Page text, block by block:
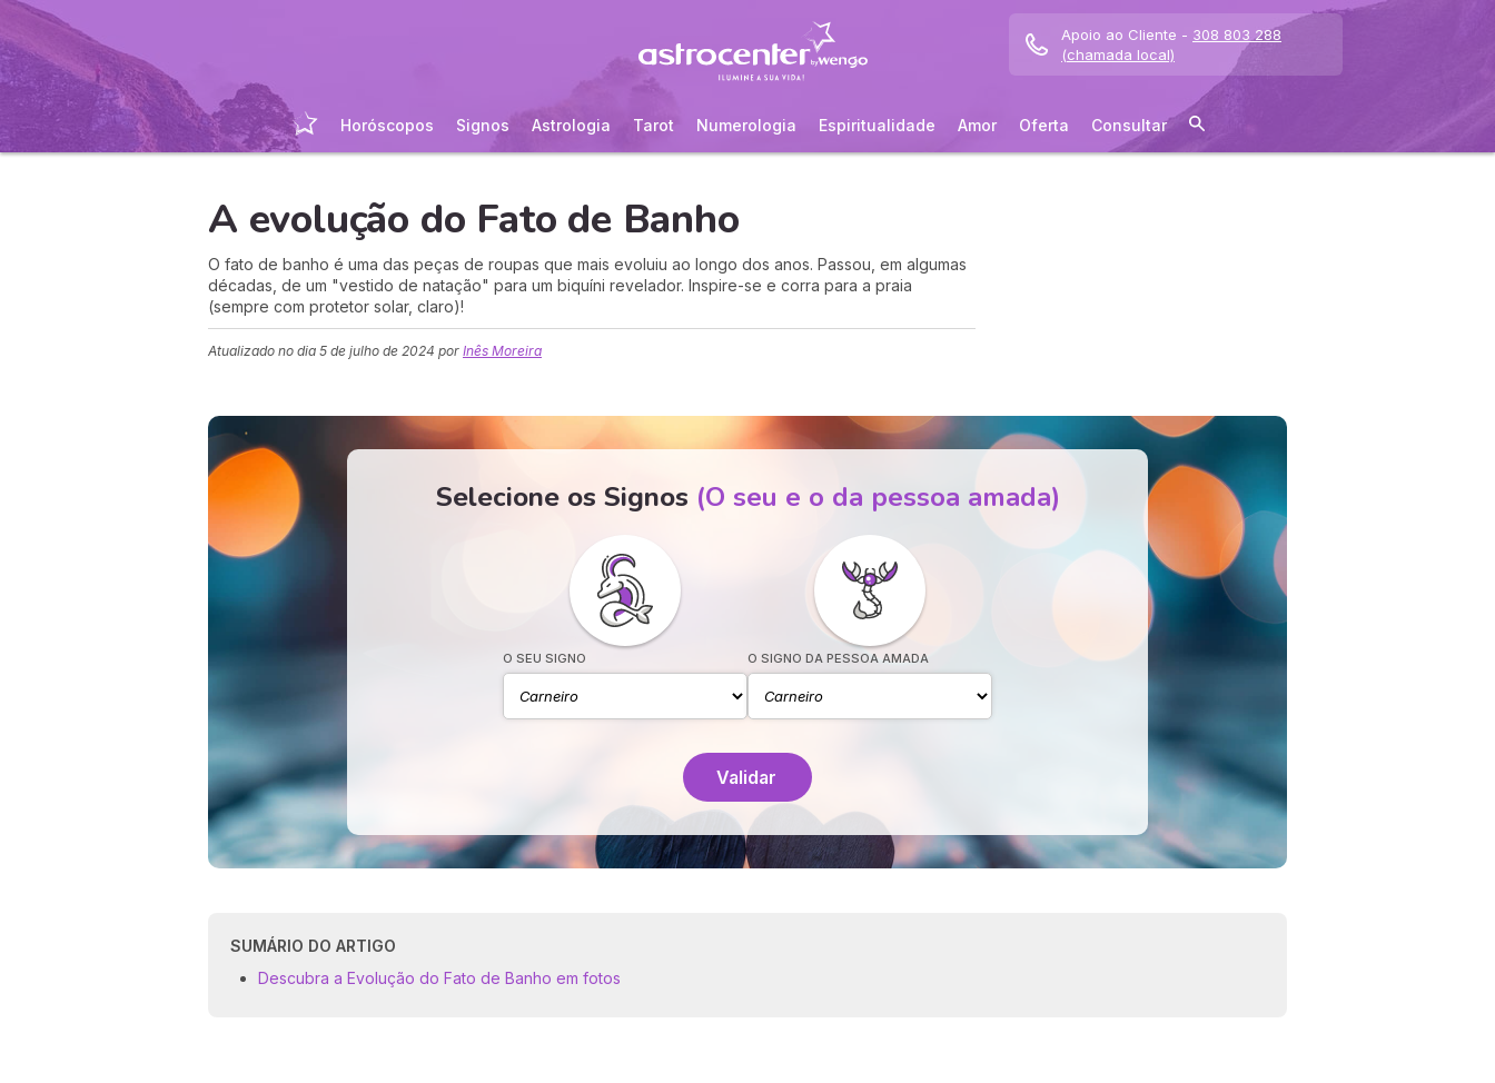
Apoio ao Cliente - 308 803 288
(chamada local)
Horóscopos Signos Astrologia Tarot Numerologia Espiritualidade Amor Oferta Consultar
A evolução do Fato de Banho
O fato de banho é uma das peças de roupas que mais evoluiu ao longo dos anos. Passou, em algumas
décadas, de um "vestido de natação" para um biquíni revelador. Inspire-se e corra para a praia
(sempre com protetor solar, claro)!
Atualizado no dia 5 de julho de 2024 por Inês Moreira
Selecione os Signos (O seu e o da pessoa amada)
O SEU SIGNO O SIGNO DA PESSOA AMADA
Validar
SUMÁRIO DO ARTIGO
Descubra a Evolução do Fato de Banho em fotos